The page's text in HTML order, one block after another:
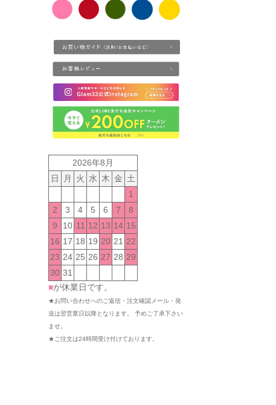
2026年8月
日
月 火 水 木 金 土
1
2
3 4 5 6 7
8
9
10 11 12 13 14 15
16 17 18 19 20 21 22
23 24 25 26 27 28 29
30 31
■が休業日です。
★お問い合わせへのご返信・注文確認メール・発
送は翌営業日以降となります。 予めご了承下さい
ませ。
★ご注文は24時間受け付けております。